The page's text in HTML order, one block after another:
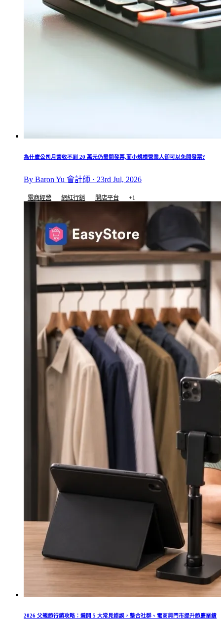
為什麼公司月營收不到 20 萬元仍需開發票,而小規模營業人卻可以免開發票?
By Baron Yu 會計師 · 23rd Jul, 2026
電商經營 網紅行銷 開店平台 +1
2026 父親節行銷攻略：避開 5 大常見錯誤，整合社群、電商與門市提升節慶業績